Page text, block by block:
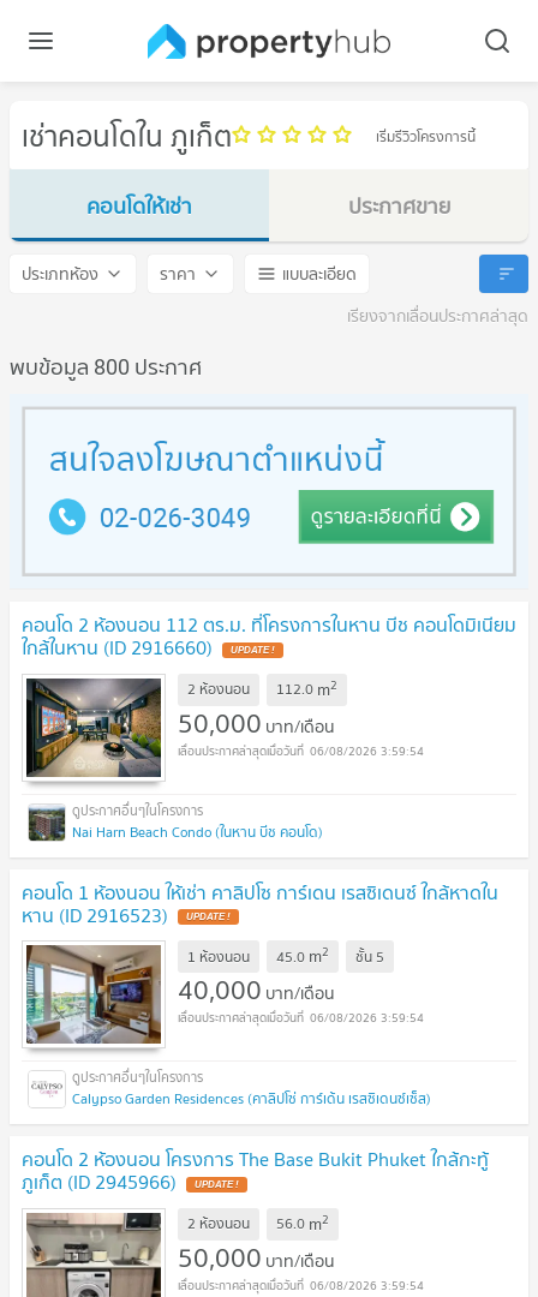
เช่าคอนโดใน ภูเก็ต เริ่มรีวิวโครงการนี้
คอนโดให้เช่า
ประกาศขาย
ประเภทห้อง ราคา
แบบละเอียด
เรียงจากเลื่อนประกาศล่าสุด
พบข้อมูล 800 ประกาศ
คอนโด 2 ห้องนอน 112 ตร.ม. ที่โครงการในหาน บีช คอนโดมิเนียม
ใกล้ในหาน (ID 2916660) UPDATE !
2 ห้องนอน 112.0 m2
50,000 บาท/เดือน
06/08/2026 3:59:54
Nai Harn Beach Condo (ในหาน บีช คอนโด)
คอนโด 1 ห้องนอน ให้เช่า คาลิปโซ การ์เดน เรสซิเดนซ์ ใกล้หาดใน
หาน (ID 2916523) UPDATE !
1 ห้องนอน 45.0 m2 ชั้น 5
40,000 บาท/เดือน
06/08/2026 3:59:54
Calypso Garden Residences (คาลิปโซ่ การ์เด้น เรสซิเดนซ์เซ็ส)
คอนโด 2 ห้องนอน โครงการ The Base Bukit Phuket ใกล้กะทู้
ภูเก็ต (ID 2945966) UPDATE !
2 ห้องนอน 56.0 m2
50,000 บาท/เดือน
06/08/2026 3:59:54